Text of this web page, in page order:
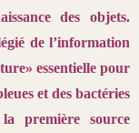
des objets.
de l’information
essentielle pour
et des bactéries
première source